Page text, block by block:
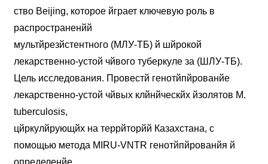
ство Beijing, которое йграет ключевую роль в
распространенйй
мультйрезйстентного (МЛУ-ТБ) й шйрокой
лекарственно-устой чйвого туберкуле за (ШЛУ-ТБ).
Цель исследования. Провестй генотйпйрованйе
лекарственно-устой чйвых клйнйческйх йзолятов M.
tuberculosis,
цйркулйрующйх на террйторйй Казахстана, с
помощью метода MIRU-VNTR генотйпйрованйя й
определенйе